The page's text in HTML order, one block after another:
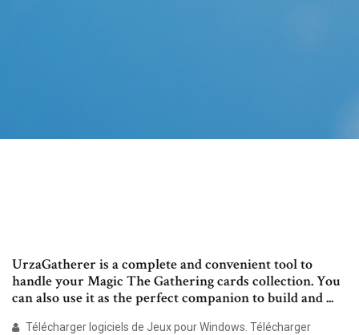
UrzaGatherer is a complete and convenient tool to
handle your Magic The Gathering cards collection. You
can also use it as the perfect companion to build and ...
Télécharger logiciels de Jeux pour Windows. Télécharger